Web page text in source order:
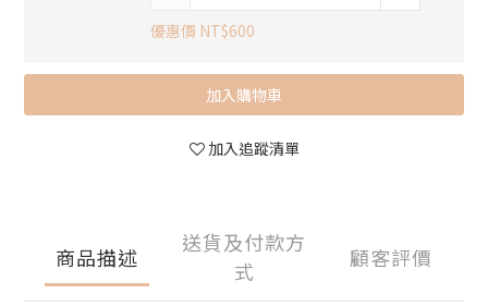
優惠價 NT$600
加入購物車
加入追蹤清單
商品描述
送貨及付款方
式
顧客評價